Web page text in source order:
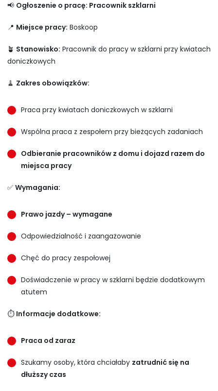
📢 Ogłoszenie o pracę: Pracownik szklarni
📍 Miejsce pracy: Boskoop
🪴 Stanowisko: Pracownik do pracy w szklarni przy kwiatach
doniczkowych
🧹 Zakres obowiązków:
Praca przy kwiatach doniczkowych w szklarni
Wspólna praca z zespołem przy bieżących zadaniach
Odbieranie pracowników z domu i dojazd razem do
miejsca pracy
✅ Wymagania:
Prawo jazdy – wymagane
Odpowiedzialność i zaangażowanie
Chęć do pracy zespołowej
Doświadczenie w pracy w szklarni będzie dodatkowym
atutem
⏱ Informacje dodatkowe:
Praca od zaraz
Szukamy osoby, która chciałaby zatrudnić się na
dłuższy czas